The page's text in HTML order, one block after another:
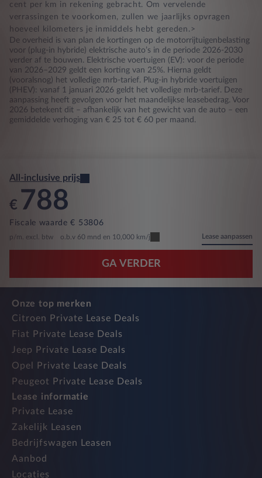
cent per km in rekening gebracht. Om vervelende
verrassingen te voorkomen, zullen we jaarlijks opvragen
hoeveel kilometers je inmiddels hebt gereden.>
De overheid is van plan de kortingen op de motorrijtuigenbelasting
voor (plug-in hybride) elektrische auto’s in de periode 2026-2030
verder af te bouwen. Elektrische voertuigen (EV): voor de periode
van 2026–2029 geldt een korting van 25%. Hierna geldt
(vooralsnog) het volledige mrb-tarief. Plug-in hybride voertuigen
(PHEV): vanaf 1 januari 2026 geldt het volledige mrb-tarief. Deze
aanpassing heeft gevolgen voor het maandelijkse leasebedrag. Voor
2026 betekent dit – afhankelijk van het gewicht van de auto – een
gemiddelde verhoging van € 25 tot € 60 per maand.
All-inclusive prijs
€ 788
Fiscale waarde € 53806
p/m. excl. btw o.b.v 60 mnd en 10,000 km/j Lease aanpassen
GA VERDER
Onze top merken
Citroen Private Lease Deals
Fiat Private Lease Deals
Jeep Private Lease Deals
Opel Private Lease Deals
Peugeot Private Lease Deals
Lease informatie
Private Lease
Zakelijk Leasen
Bedrijfswagen Leasen
Aanbod
Locaties